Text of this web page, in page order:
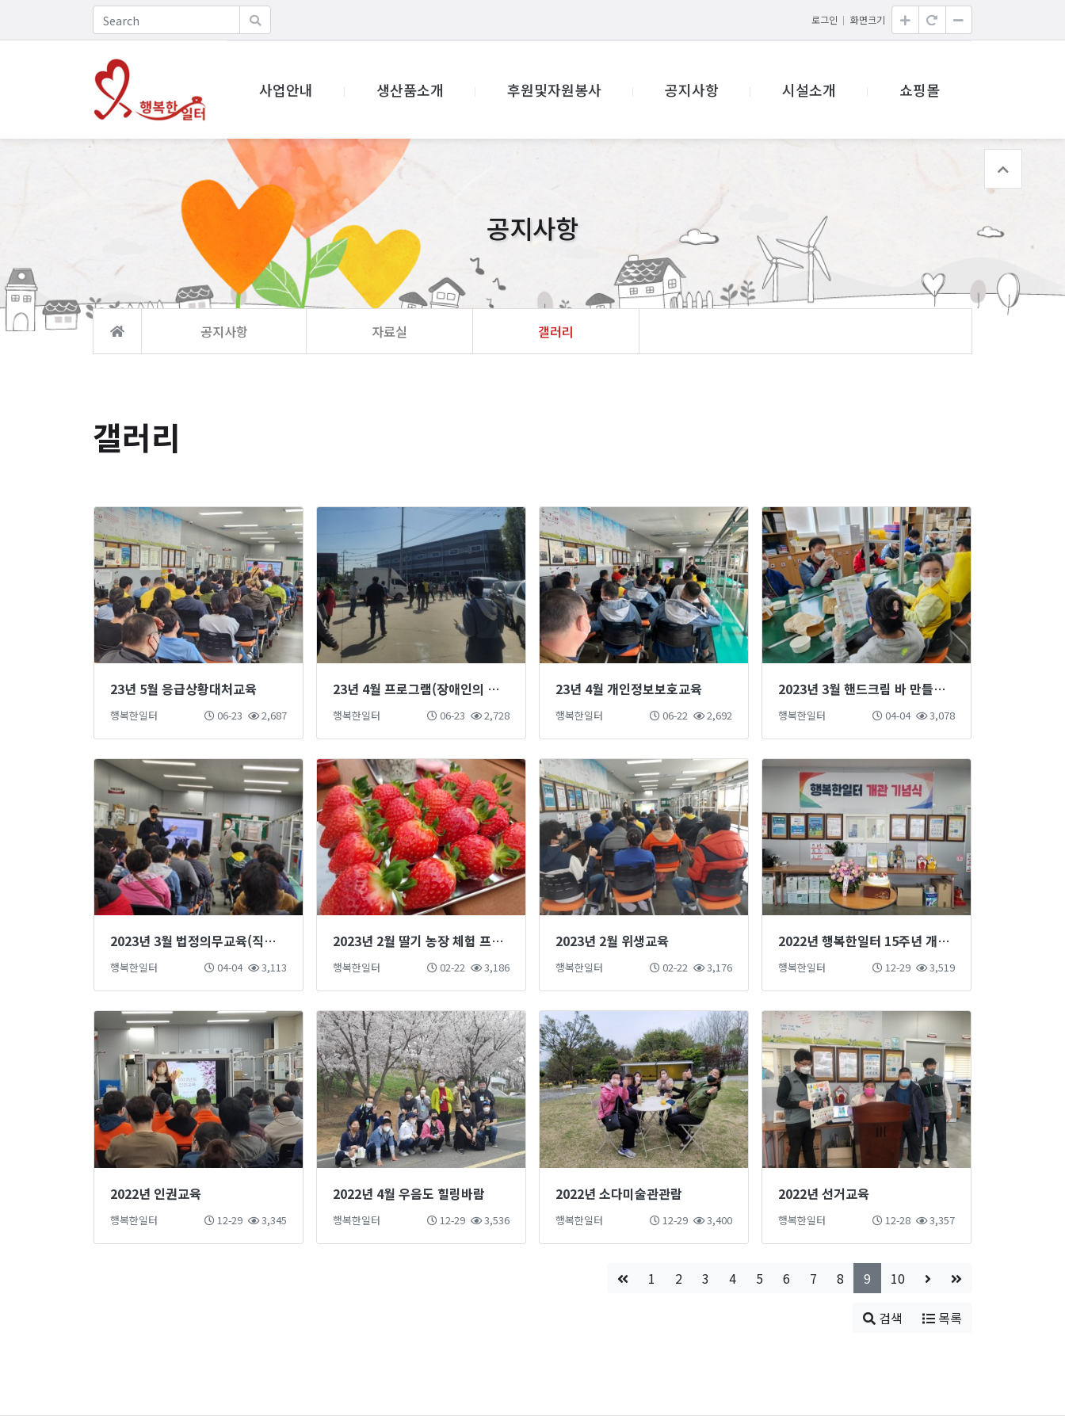
로그인 화면크기
사업안내 생산품소개 후원및자원봉사 공지사항 시설소개 쇼핑몰
공지사항
공지사항 자료실 갤러리
갤러리
23년 5월 응급상황대처교육
행복한일터 06-23 2,687
23년 4월 프로그램(장애인의 날 기념 단합대회)
행복한일터 06-23 2,728
23년 4월 개인정보보호교육
행복한일터 06-22 2,692
2023년 3월 핸드크림 바 만들기 체험 프로그램
행복한일터 04-04 3,078
2023년 3월 법정의무교육(직장내성희롱예방,장애인식개선,개인정보보호,직장내괴롭힘예방) 실시
행복한일터 04-04 3,113
2023년 2월 딸기 농장 체험 프로그램
행복한일터 02-22 3,186
2023년 2월 위생교육
행복한일터 02-22 3,176
2022년 행복한일터 15주년 개관식
행복한일터 12-29 3,519
2022년 인권교육
행복한일터 12-29 3,345
2022년 4월 우음도 힐링바람
행복한일터 12-29 3,536
2022년 소다미술관관람
행복한일터 12-29 3,400
2022년 선거교육
행복한일터 12-28 3,357
1 2 3 4 5 6 7 8 9 10
검색 목록